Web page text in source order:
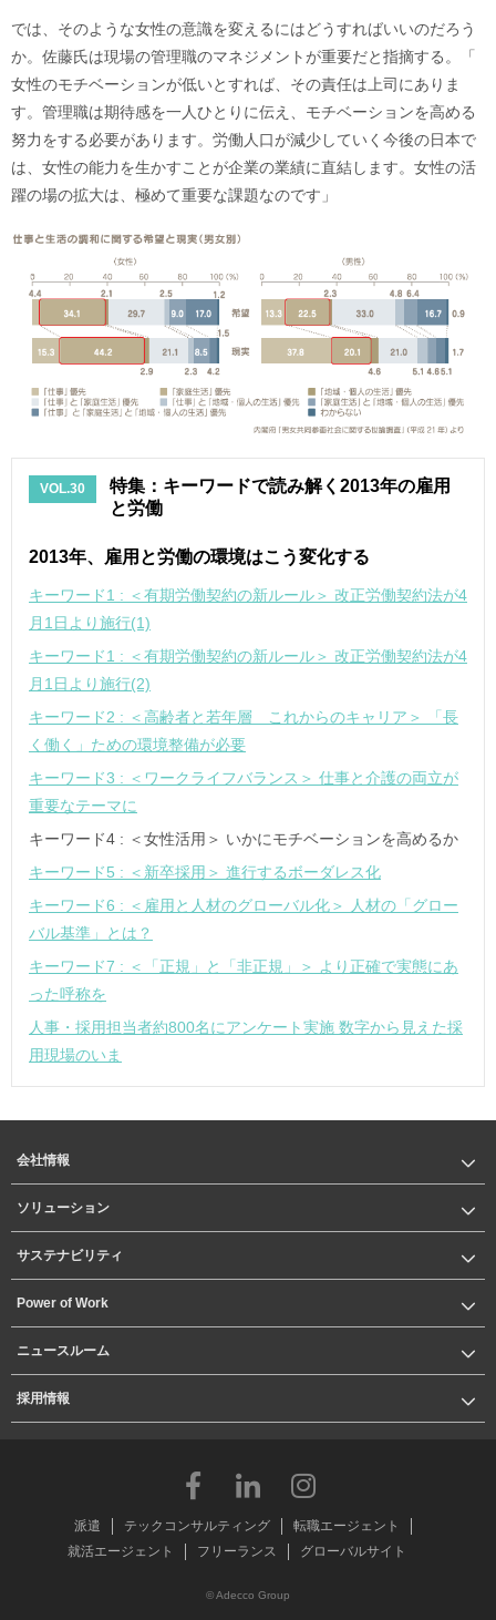
では、そのような女性の意識を変えるにはどうすればいいのだろう
か。佐藤氏は現場の管理職のマネジメントが重要だと指摘する。「
女性のモチベーションが低いとすれば、その責任は上司にありま
す。管理職は期待感を一人ひとりに伝え、モチベーションを高める
努力をする必要があります。労働人口が減少していく今後の日本で
は、女性の能力を生かすことが企業の業績に直結します。女性の活
躍の場の拡大は、極めて重要な課題なのです」
VOL.30
特集：キーワードで読み解く2013年の雇用
と労働
2013年、雇用と労働の環境はこう変化する
キーワード1 : ＜有期労働契約の新ルール＞ 改正労働契約法が4
月1日より施行(1)
キーワード1 : ＜有期労働契約の新ルール＞ 改正労働契約法が4
月1日より施行(2)
キーワード2 : ＜高齢者と若年層 これからのキャリア＞ 「長
く働く」ための環境整備が必要
キーワード3 : ＜ワークライフバランス＞ 仕事と介護の両立が
重要なテーマに
キーワード4 : ＜女性活用＞ いかにモチベーションを高めるか
キーワード5 : ＜新卒採用＞ 進行するボーダレス化
キーワード6 : ＜雇用と人材のグローバル化＞ 人材の「グロー
バル基準」とは？
キーワード7 : ＜「正規」と「非正規」＞ より正確で実態にあ
った呼称を
人事・採用担当者約800名にアンケート実施 数字から見えた採
用現場のいま
会社情報
ソリューション
サステナビリティ
Power of Work
ニュースルーム
採用情報
派遣 テックコンサルティング
転職エージェント
就活エージェント
フリーランス グローバルサイト
© Adecco Group